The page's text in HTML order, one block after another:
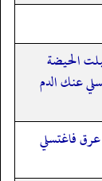
الحيضة
عنك الدم
فاغتسلي